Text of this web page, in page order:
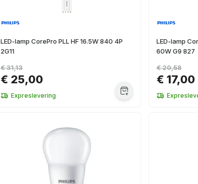
LED-lamp CorePro PLL HF 16.5W 840 4P
2G11
€ 25,00
€ 31,13
Expreslevering
LED-lamp
60W G9 827
€ 17,00
€ 20,58